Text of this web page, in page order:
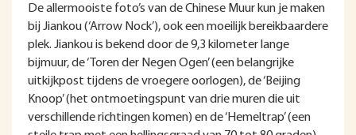
De allermooiste foto’s van de Chinese Muur kun je maken
bij Jiankou (‘Arrow Nock’), ook een moeilijk bereikbaardere
plek. Jiankou is bekend door de 9,3 kilometer lange
bijmuur, de ‘Toren der Negen Ogen’ (een belangrijke
uitkijkpost tijdens de vroegere oorlogen), de ‘Beijing
Knoop’ (het ontmoetingspunt van drie muren die uit
verschillende richtingen komen) en de ‘Hemeltrap’ (een